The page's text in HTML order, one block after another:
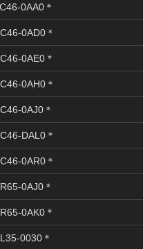
0AA0＊
0AD0＊
0AE0＊
0AH0＊
0AJ0＊
DAL0＊
0AR0＊
0AJ0＊
0AK0＊
0030＊